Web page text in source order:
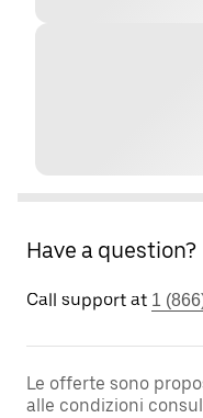
Have a question?
Call support at 1
Le offerte sono
alle condizioni